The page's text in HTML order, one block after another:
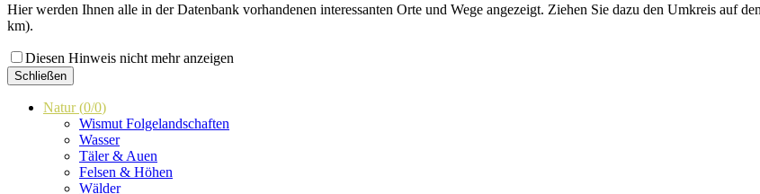
Hier werden Ihnen alle in der Datenbank vorhandenen interessanten Orte und Wege angezeigt. Ziehen Sie dazu den Umkreis auf
km).
Diesen Hinweis nicht mehr anzeigen
Schließen
Natur(0/0)
Wismut Folgelandschaften
Wasser
Täler & Auen
Felsen & Höhen
Wälder